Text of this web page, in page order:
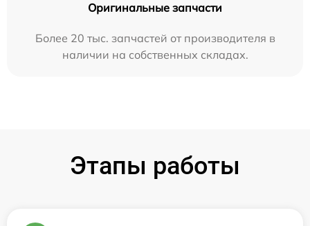
Оригинальные запчасти
Более 20 тыс. запчастей от производителя в
наличии на собственных складах.
Этапы работы